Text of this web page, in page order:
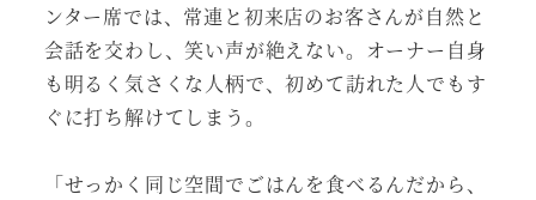
ンター席では、常連と初来店のお客さんが自然と
会話を交わし、笑い声が絶えない。オーナー自身
も明るく気さくな人柄で、初めて訪れた人でもす
ぐに打ち解けてしまう。
「せっかく同じ空間でごはんを食べるんだから、